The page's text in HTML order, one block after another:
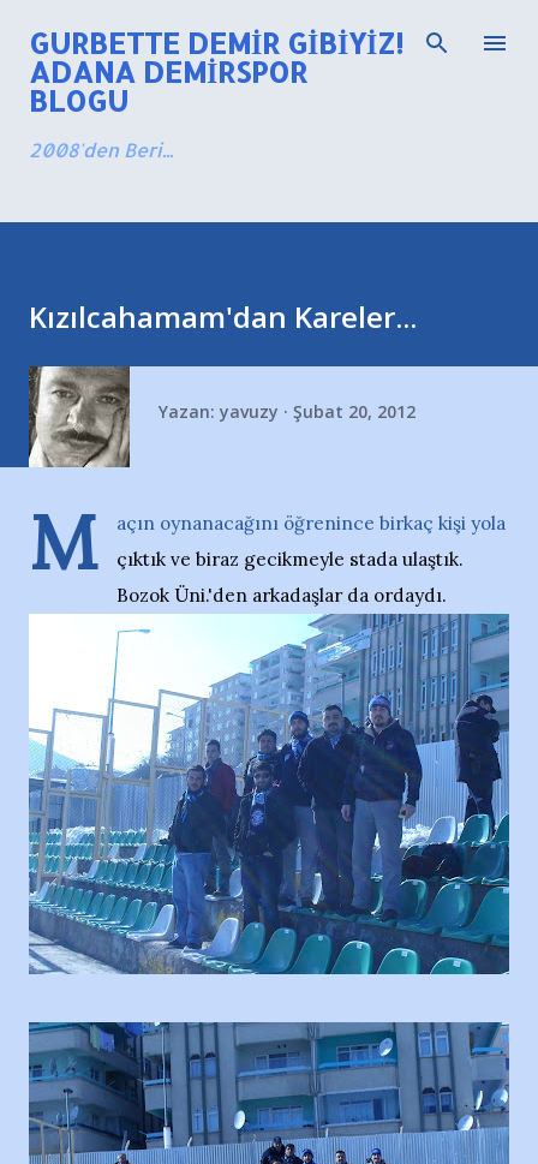
Ana içeriğe atla
GURBETTE DEMIR GIBIYIZ!
ADANA DEMIRSPOR
BLOGU
2008'den Beri...
Kızılcahamam'dan Kareler...
Yazan: yavuzy Şubat 20, 2012
M
açın oynanacağını öğrenince birkaç kişi yola
çıktık ve biraz gecikmeyle stada ulaştık.
Bozok Üni.'den arkadaşlar da ordaydı.